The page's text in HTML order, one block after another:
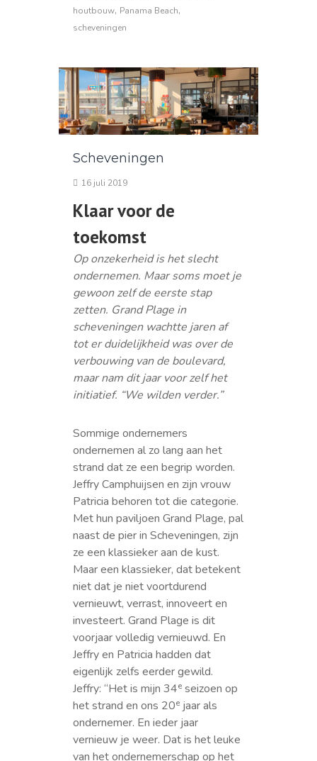
houtbouw, Panama Beach,
scheveningen
Scheveningen
16 juli 2019
Klaar voor de
toekomst
Op onzekerheid is het slecht
ondernemen. Maar soms moet je
gewoon zelf de eerste stap
zetten. Grand Plage in
scheveningen wachtte jaren af
tot er duidelijkheid was over de
verbouwing van de boulevard,
maar nam dit jaar voor zelf het
initiatief. “We wilden verder.”
Sommige ondernemers
ondernemen al zo lang aan het
strand dat ze een begrip worden.
Jeffry Camphuijsen en zijn vrouw
Patricia behoren tot die categorie.
Met hun paviljoen Grand Plage, pal
naast de pier in Scheveningen, zijn
ze een klassieker aan de kust.
Maar een klassieker, dat betekent
niet dat je niet voortdurend
vernieuwt, verrast, innoveert en
investeert. Grand Plage is dit
voorjaar volledig vernieuwd. En
Jeffry en Patricia hadden dat
eigenlijk zelfs eerder gewild.
Jeffry: “Het is mijn 34e seizoen op
het strand en ons 20e jaar als
ondernemer. En ieder jaar
vernieuw je weer. Dat is het leuke
van het ondernemerschap op het